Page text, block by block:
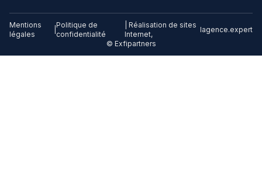
© Exfipartners
Mentions
légales
Politique de
confidentialité
| Réalisation de sites
Internet,
lagence.expert